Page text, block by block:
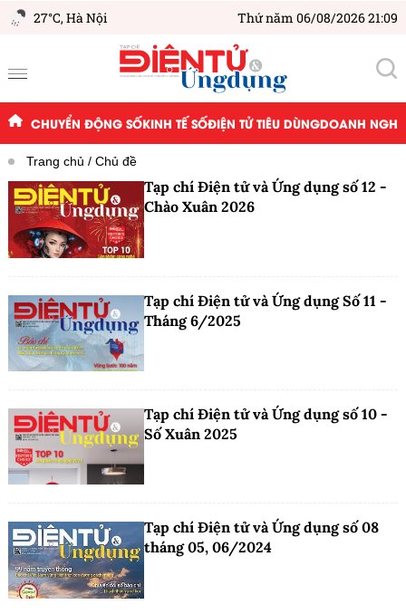
27°C,Hà Nội Thứ năm 06/08/2026 21:09
CHUYỂN ĐỘNG SỐKINH TẾ SỐĐIỆN TỬ TIÊU DÙNGDOANH
Trang chủ Chủ đề
Tạp chí Điện tử và Ứng dụng số 12 -
Chào Xuân 2026
Tạp chí Điện tử và Ứng dụng Số 11 -
Tháng 6/2025
Tạp chí Điện tử và Ứng dụng số 10 -
Số Xuân 2025
Tạp chí Điện tử và Ứng dụng số 08
tháng 05, 06/2024